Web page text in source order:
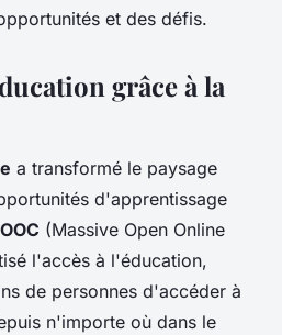
et des défis.
grâce à la
a transformé le paysage
d'apprentissage
(Massive Open Online
l'accès à l'éducation,
de personnes d'accéder à
n'importe où dans le